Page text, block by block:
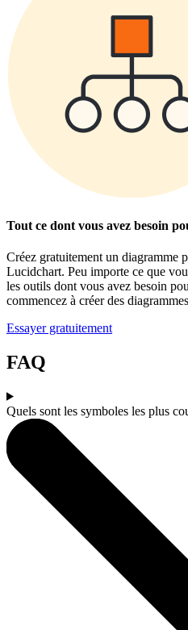
Tout ce dont vous avez besoin
Créez gratuitement un diagramme
Lucidchart. Peu importe ce que
les outils dont vous avez besoin
commencez à créer des
Essayer gratuitement
FAQ
Quels sont les symboles les plus